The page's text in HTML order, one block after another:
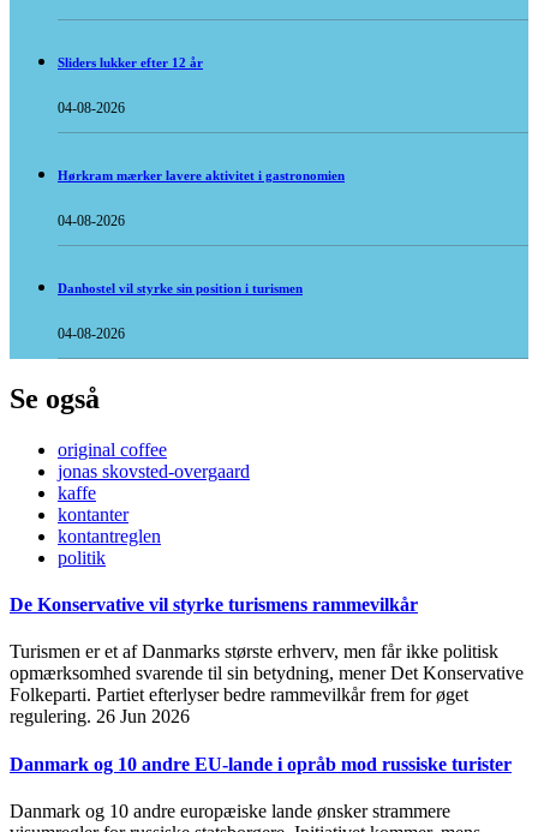
Sliders lukker efter 12 år
04-08-2026
Hørkram mærker lavere aktivitet i gastronomien
04-08-2026
Danhostel vil styrke sin position i turismen
04-08-2026
Se også
original coffee
jonas skovsted-overgaard
kaffe
kontanter
kontantreglen
politik
De Konservative vil styrke turismens rammevilkår
Turismen er et af Danmarks største erhverv, men får ikke politisk
opmærksomhed svarende til sin betydning, mener Det Konservative
Folkeparti. Partiet efterlyser bedre rammevilkår frem for øget
regulering. 26 Jun 2026
Danmark og 10 andre EU-lande i opråb mod russiske turister
Danmark og 10 andre europæiske lande ønsker strammere